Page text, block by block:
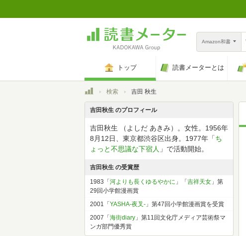
Amazon和書
トップ 読書メーターとは
トップ検索 吉田 秋生
吉田秋生 のプロフィール
吉田秋生 （よしだ あきみ）。女性。1956年
8月12日、東京都渋谷区出身。1977年「ち
ょっと不思議な下宿人 」で活動開始。
吉田秋生 の受賞歴
1983「 河よりも長くゆるやかに 」「 吉祥天女 」第
29回小学館漫画賞
2001「 YASHA-夜叉- 」第47回小学館漫画賞を受賞
2007「 海街diary 」第11回文化庁メディア芸術祭マ
ンガ部門優秀賞